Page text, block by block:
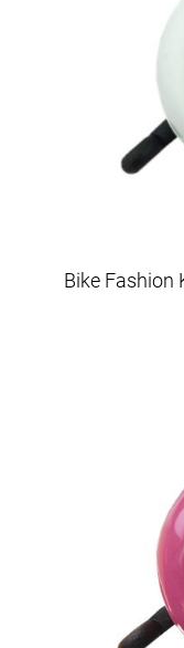
Bike Fashion